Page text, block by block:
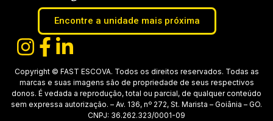
Encontre a unidade mais próxima
Copyright © FAST ESCOVA. Todos os direitos reservados. Todas as
marcas e suas imagens são de propriedade de seus respectivos
donos. É vedada a reprodução, total ou parcial, de qualquer conteúdo
sem expressa autorização. – Av. 136, nº 272, St. Marista – Goiânia – GO.
CNPJ: 36.262.323/0001-09